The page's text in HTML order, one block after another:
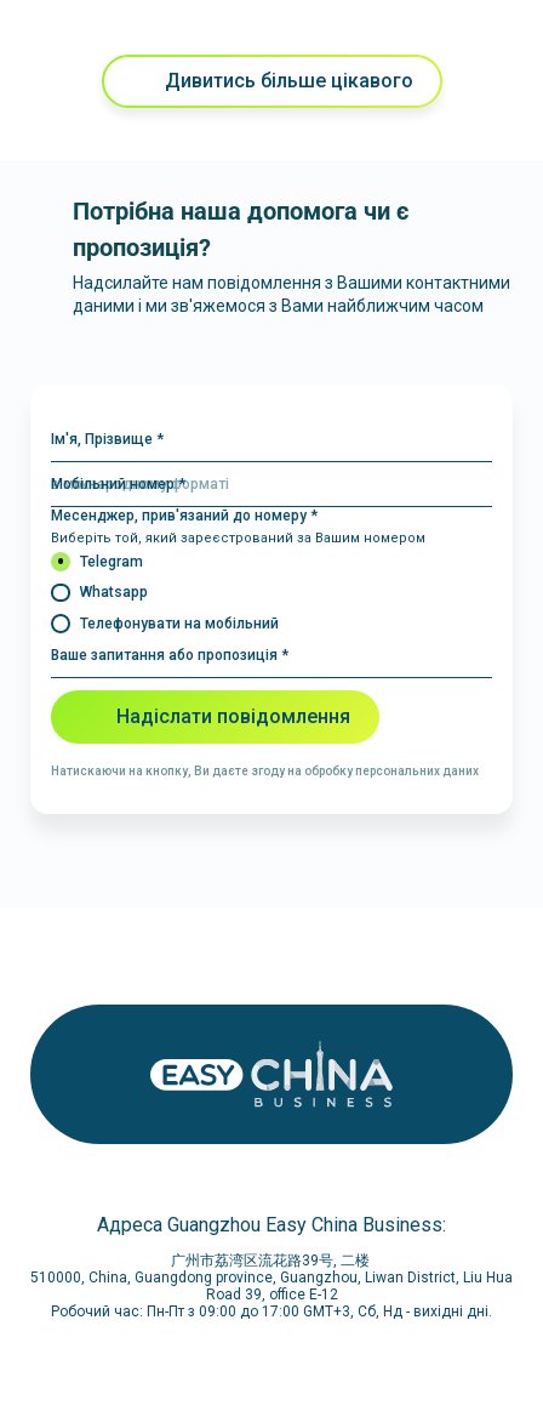
Дивитись більше цікавого
Потрібна наша допомога чи є
пропозиція?
Надсилайте нам повідомлення з Вашими контактними
даними і ми зв'яжемося з Вами найближчим часом
Ім'я, Прізвище *
Мобільний номер *
Месенджер, прив'язаний до номеру *
Виберіть той, який зареєстрований за Вашим номером
Telegram
Whatsapp
Телефонувати на мобільний
Ваше запитання або пропозиція *
Надіслати повідомлення
Натискаючи на кнопку, Ви даєте згоду на обробку персональних даних
Адреса Guangzhou Easy China Business:
广州市荔湾区流花路39号, 二楼
510000, China, Guangdong province, Guangzhou, Liwan District, Liu Hua
Road 39, office E-12
Робочий час: Пн-Пт з 09:00 до 17:00 GMT+3, Сб, Нд - вихідні дні.